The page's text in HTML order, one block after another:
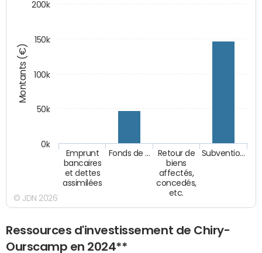
Montants (€)
Emprunt
bancaires
et dettes
assimilées
Fonds de …
Retour de
biens
affectés,
concedés,
etc.
Subventio…
0k
50k
100k
150k
200k
© JDN 2026
Ressources d'investissement de Chiry-
Ourscamp en 2024**